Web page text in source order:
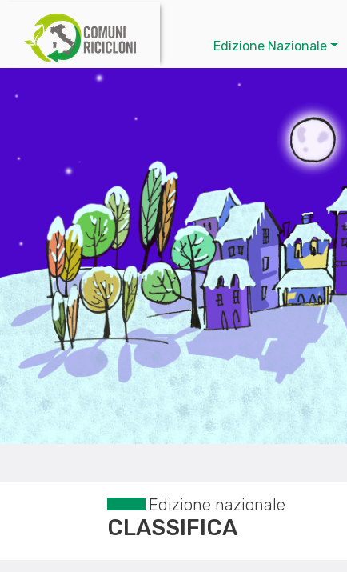
Edizione Nazionale
Edizione nazionale
CLASSIFICA